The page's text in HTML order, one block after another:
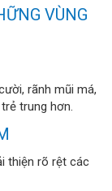
VÙNG
rãnh mũi má,
trung hơn.
thiện rõ rệt các